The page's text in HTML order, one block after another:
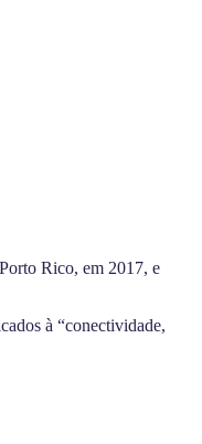
Rico, em 2017, e
à “conectividade,